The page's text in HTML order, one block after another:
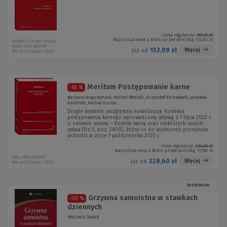
Cena regularna: 169,00 zł
Najniższa cena z 30 dni przed obniżką: 114,92 zł
Już od: 152,09 zł Więcej
Wolters Kluwer Polska
KAM-4914 W01P01
Rok publikacji: 2024
-10 % Meritum Postępowanie karne
Barbara Augustyniak, Michał Błoński, Krzysztof Eichstaedt, Jarosław
Kasiński, Michał Kurow...
Drugie wydanie uwzględnia nowelizację Kodeksu
postępowania karnego wprowadzoną ustawą z 7 lipca 2022 r.
o zmianie ustawy – Kodeks karny oraz niektórych innych
ustaw (Dz.U. poz. 2600), która co do większości przepisów
wchodzi w życie 1 października 2023 r.
Cena regularna: 254,00 zł
Najniższa cena z 30 dni przed obniżką: 177,80 zł
Już od: 228,60 zł Więcej
EBO-2863 W02P01
Rok publikacji: 2023
Archiwum
-30 %
Grzywna samoistna w stawkach
dziennych
Wojciech Dadak